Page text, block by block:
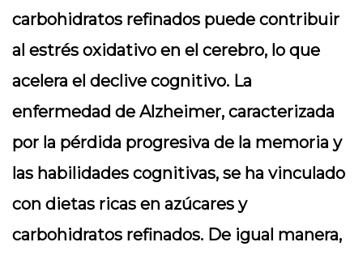
carbohidratos refinados puede contribuir
al estrés oxidativo en el cerebro, lo que
acelera el declive cognitivo. La
enfermedad de Alzheimer, caracterizada
por la pérdida progresiva de la memoria y
las habilidades cognitivas, se ha vinculado
con dietas ricas en azúcares y
carbohidratos refinados. De igual manera,